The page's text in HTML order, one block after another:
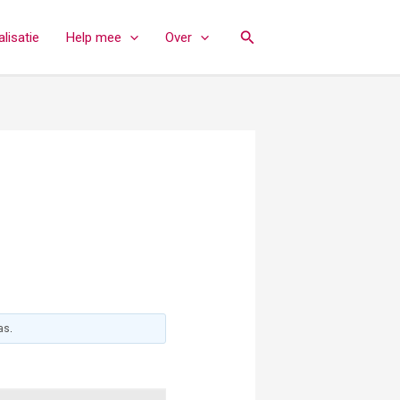
Help mee Over Zoeken
.